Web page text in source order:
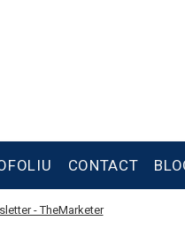
CONTACT
- TheMarketer